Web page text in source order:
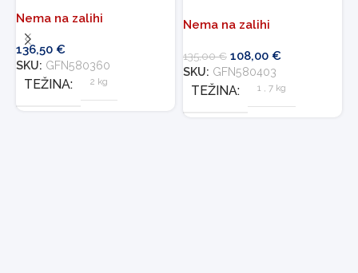
Nema na zalihi
136,50 €
SKU: GFN580360
TEŽINA 2 kg
Nema na zalihi
135,00€ 108,00 €
SKU: GFN580403
TEŽINA 1 , 7 kg